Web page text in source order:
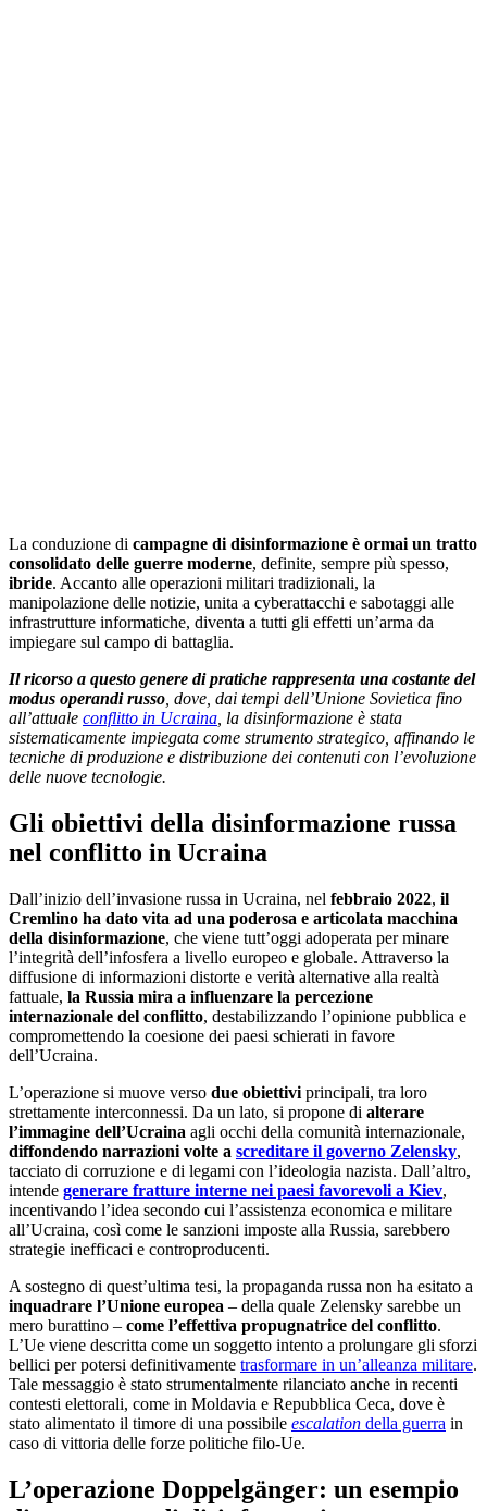
La conduzione di campagne di disinformazione è ormai un tratto
consolidato delle guerre moderne, definite, sempre più spesso,
ibride. Accanto alle operazioni militari tradizionali, la
manipolazione delle notizie, unita a cyberattacchi e sabotaggi alle
infrastrutture informatiche, diventa a tutti gli effetti un’arma da
impiegare sul campo di battaglia.
Il ricorso a questo genere di pratiche rappresenta una costante del
modus operandi russo , dove, dai tempi dell’Unione Sovietica fino
all’attuale conflitto in Ucraina , la disinformazione è stata
sistematicamente impiegata come strumento strategico, affinando le
tecniche di produzione e distribuzione dei contenuti con l’evoluzione
delle nuove tecnologie.
Gli obiettivi della disinformazione russa
nel conflitto in Ucraina
Dall’inizio dell’invasione russa in Ucraina, nel febbraio 2022, il
Cremlino ha dato vita ad una poderosa e articolata macchina
della disinformazione, che viene tutt’oggi adoperata per minare
l’integrità dell’infosfera a livello europeo e globale. Attraverso la
diffusione di informazioni distorte e verità alternative alla realtà
fattuale, la Russia mira a influenzare la percezione
internazionale del conflitto, destabilizzando l’opinione pubblica e
compromettendo la coesione dei paesi schierati in favore
dell’Ucraina.
L’operazione si muove verso due obiettivi principali, tra loro
strettamente interconnessi. Da un lato, si propone di alterare
l’immagine dell’Ucraina agli occhi della comunità internazionale,
diffondendo narrazioni volte a screditare il governo Zelensky,
tacciato di corruzione e di legami con l’ideologia nazista. Dall’altro,
intende generare fratture interne nei paesi favorevoli a Kiev,
incentivando l’idea secondo cui l’assistenza economica e militare
all’Ucraina, così come le sanzioni imposte alla Russia, sarebbero
strategie inefficaci e controproducenti.
A sostegno di quest’ultima tesi, la propaganda russa non ha esitato a
inquadrare l’Unione europea – della quale Zelensky sarebbe un
mero burattino – come l’effettiva propugnatrice del conflitto.
L’Ue viene descritta come un soggetto intento a prolungare gli sforzi
bellici per potersi definitivamente trasformare in un’alleanza militare.
Tale messaggio è stato strumentalmente rilanciato anche in recenti
contesti elettorali, come in Moldavia e Repubblica Ceca, dove è
stato alimentato il timore di una possibile escalation della guerra in
caso di vittoria delle forze politiche filo-Ue.
L’operazione Doppelgänger: un esempio